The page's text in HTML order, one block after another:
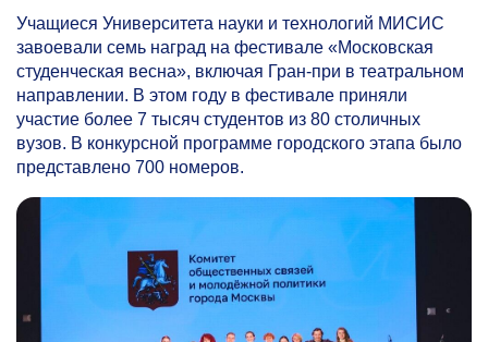
Учащиеся Университета науки и технологий МИСИС
завоевали семь наград на фестивале «Московская
студенческая весна», включая Гран-при в театральном
направлении. В этом году в фестивале приняли
участие более 7 тысяч студентов из 80 столичных
вузов. В конкурсной программе городского этапа было
представлено 700 номеров.